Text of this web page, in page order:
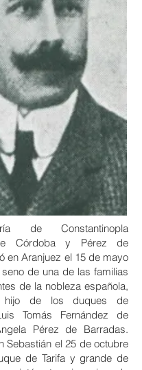
de Constantinopla
Córdoba y Pérez de
enAranjuez el 15 de mayo
de una de las familias
de la nobleza española,
hijo de losduques de
Tomás Fernández de
Pérez de Barradas.
Sebastián el 25 de octubre
de Tarifa y grande de